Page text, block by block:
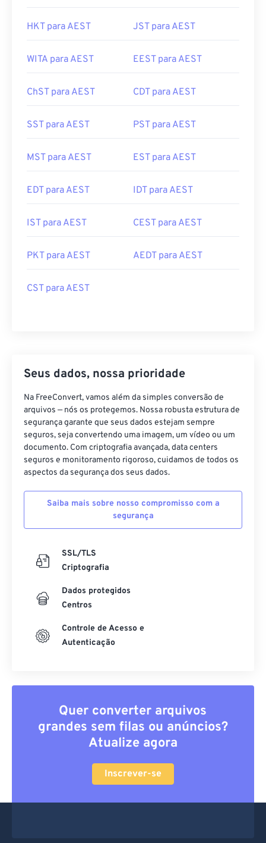
HKT para AEST JST para AEST
WITA para AEST EEST para AEST
ChST para AEST CDT para AEST
SST para AEST PST para AEST
MST para AEST EST para AEST
EDT para AEST IDT para AEST
IST para AEST CEST para AEST
PKT para AEST AEDT para AEST
CST para AEST
Seus dados, nossa prioridade
Na FreeConvert, vamos além da simples conversão de
arquivos — nós os protegemos. Nossa robusta estrutura de
segurança garante que seus dados estejam sempre
seguros, seja convertendo uma imagem, um vídeo ou um
documento. Com criptografia avançada, data centers
seguros e monitoramento rigoroso, cuidamos de todos os
aspectos da segurança dos seus dados.
Saiba mais sobre nosso compromisso com a
segurança
SSL/TLS
Criptografia
Dados protegidos
Centros
Controle de Acesso e
Autenticação
Quer converter arquivos
grandes sem filas ou anúncios?
Atualize agora
Inscrever-se